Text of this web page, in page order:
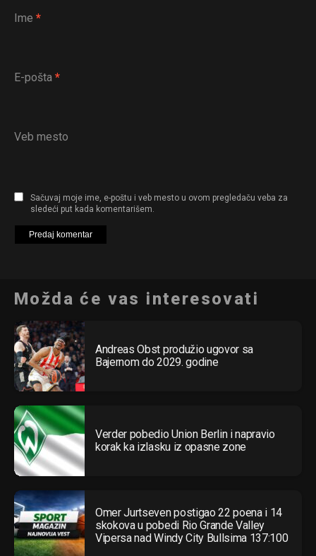
Ime *
E-pošta *
Veb mesto
Sačuvaj moje ime, e-poštu i veb mesto u ovom pregledaču veba za
sledeći put kada komentarišem.
Možda će vas interesovati
Andreas Obst produžio ugovor sa
Bajernom do 2029. godine
Verder pobedio Union Berlin i napravio
korak ka izlasku iz opasne zone
Omer Jurtseven postigao 22 poena i 14
skokova u pobedi Rio Grande Valley
Vipersa nad Windy City Bullsima 137:100